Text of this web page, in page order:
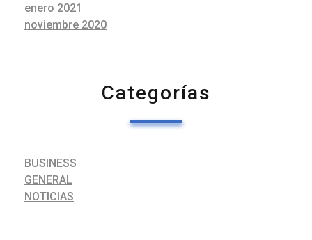
enero 2021
noviembre 2020
Categorías
BUSINESS
GENERAL
NOTICIAS